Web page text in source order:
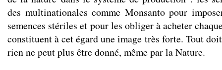
des multinationales comme Monsanto pour
semences stériles et pour les obliger à acheter
constituent à cet égard une image très forte. Tout
rien ne peut plus être donné, même par la Nature.